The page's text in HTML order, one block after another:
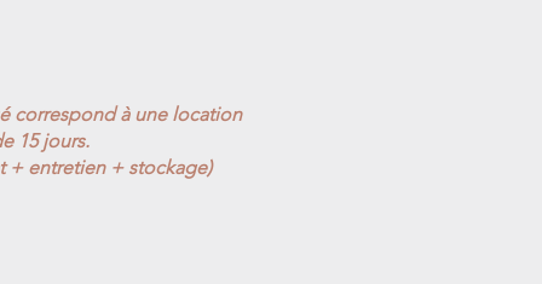
correspond à une location
15 jours.
+ entretien + stockage)